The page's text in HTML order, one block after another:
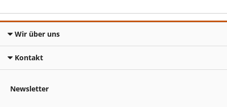
Wir über uns
Kontakt
Newsletter